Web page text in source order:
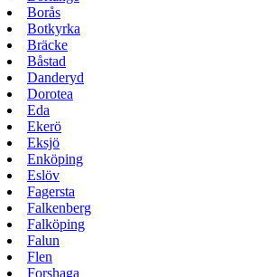
Borås
Botkyrka
Bräcke
Båstad
Danderyd
Dorotea
Eda
Ekerö
Eksjö
Enköping
Eslöv
Fagersta
Falkenberg
Falköping
Falun
Flen
Forshaga